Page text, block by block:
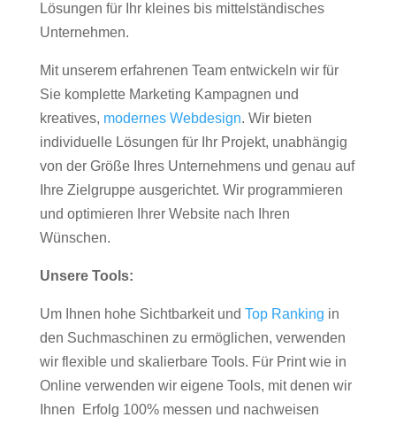
Lösungen für Ihr kleines bis mittelständisches
Unternehmen.
Mit unserem erfahrenen Team entwickeln wir für
Sie komplette Marketing Kampagnen und
kreatives, modernes Webdesign. Wir bieten
individuelle Lösungen für Ihr Projekt, unabhängig
von der Größe Ihres Unternehmens und genau auf
Ihre Zielgruppe ausgerichtet. Wir programmieren
und optimieren Ihrer Website nach Ihren
Wünschen.
Unsere Tools:
Um Ihnen hohe Sichtbarkeit und Top Ranking in
den Suchmaschinen zu ermöglichen, verwenden
wir flexible und skalierbare Tools. Für Print wie in
Online verwenden wir eigene Tools, mit denen wir
Ihnen Erfolg 100% messen und nachweisen